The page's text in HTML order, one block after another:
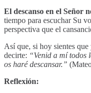
El descanso en el Señor
tiempo para escuchar Su
perspectiva que el
Así que, si hoy sientes que
decirte: “Venid a mí todos
os haré descansar.”
Reflexión: